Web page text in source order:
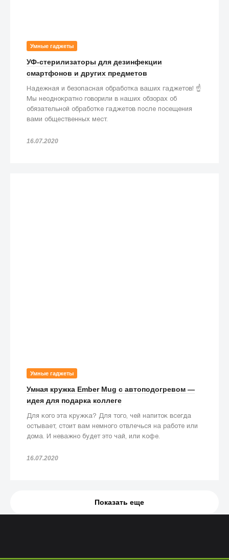
Умные гаджеты
УФ-стерилизаторы для дезинфекции
смартфонов и других предметов
Надежная и безопасная обработка ваших гаджетов! ☝️
Мы неоднократно говорили в наших обзорах об
обязательной обработке гаджетов после посещения
вами общественных мест.
16.07.2020
Умные гаджеты
Умная кружка Ember Mug с автоподогревом —
идея для подарка коллеге
Для кого эта кружка? Для того, чей напиток всегда
остывает, стоит вам немного отвлечься на работе или
дома. И неважно будет это чай, или кофе.
16.07.2020
Показать еще